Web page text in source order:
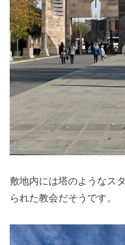
敷地内には塔のようなス
られた教会だそうです。